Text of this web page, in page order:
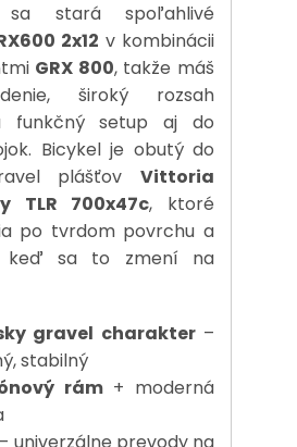
stará spoľahlivé
2x12 v kombinácii
GRX 800, takže máš
široký rozsah
funkčný setup aj do
Bicykel je obutý do
plášťov Vittoria
TLR 700x47c, ktoré
po tvrdom povrchu a
keď sa to zmení na
gravel charakter–
stabilný
rám+ moderná